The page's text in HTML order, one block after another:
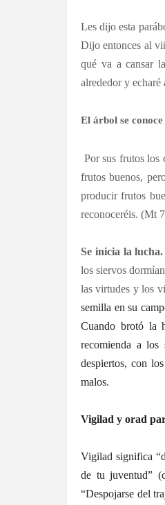
Les dijo esta
Dijo entonces al
qué va a cansar
alrededor y
El árbol se
Por sus frutos los
frutos buenos,
producir frutos
reconoceréis. (Mt
Se inicia la lucha.
los siervos
las virtudes y los
semilla en su
Cuando brotó la
recomienda a
despiertos, con
malos.
Vigilad y orad
Vigilad significa
de tu juventud”
“Despojarse del